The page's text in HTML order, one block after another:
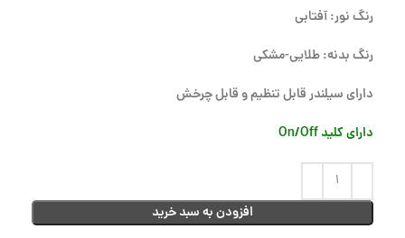
رنگ نور: آفتابی
رنگ بدنه: طلایی-مشکی
دارای سیلندر قابل تنظیم و قابل چرخش
دارای کلید On/Off
افزودن به سبد خرید